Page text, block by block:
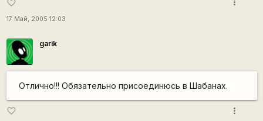
favorite_border
17 Май, 2005 12:03
more_vert
garik
Отлично!!! Обязательно присоединюсь в Шабанах.
favorite_border more_vert